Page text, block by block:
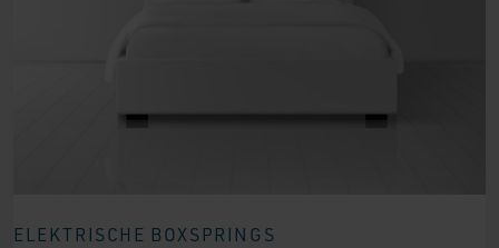
ELEKTRISCHE BOXSPRINGS